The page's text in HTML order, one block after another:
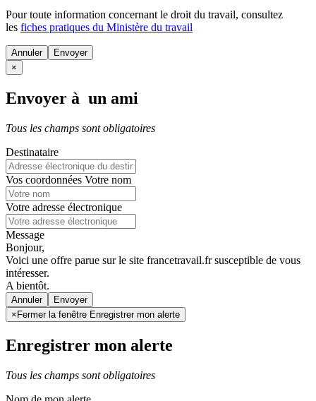
Pour toute information concernant le droit du travail, consultez
les fiches pratiques du Ministère du travail
Annuler
×
Envoyer à un ami
Tous les champs sont obligatoires
Destinataire
Vos coordonnées Votre nom
Votre adresse électronique
Message
Bonjour,
Voici une offre parue sur le site francetravail.fr susceptible de vous
intéresser.
A bientôt.
Annuler
× Fermer la fenêtre Enregistrer mon alerte
Enregistrer mon alerte
Tous les champs sont obligatoires